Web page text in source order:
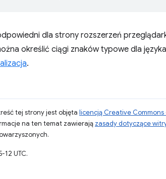
dla strony rozszerzeń
określić ciągi znaków typowe dla
.
tej strony jest objęta licencją Creative
na ten temat zawierają zasady dotyczące
UTC.